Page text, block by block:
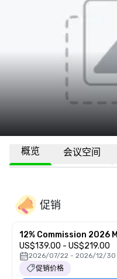
概览 会议空间
促销
12% Commission 2026
US$139.00 - US$219.00
2026/07/22 - 2026/12/30
促销价格